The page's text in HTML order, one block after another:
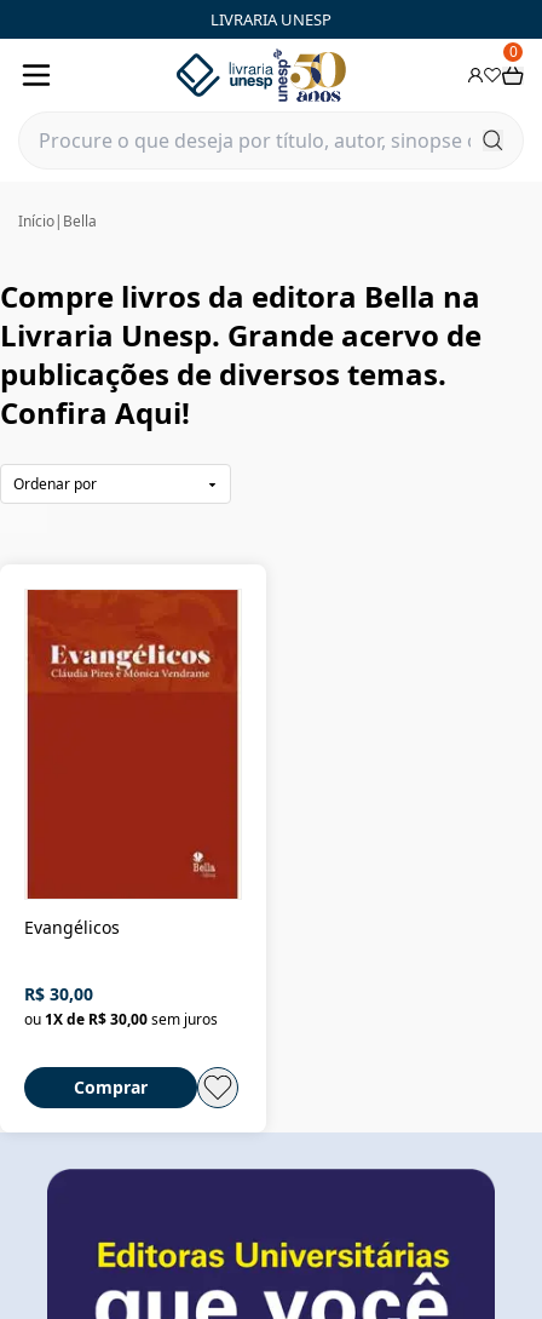
LIVRARIA UNESP
0
Início| Bella
Compre livros da editora Bella na
Livraria Unesp. Grande acervo de
publicações de diversos temas.
Confira Aqui!
Evangélicos
R$ 30,00
ou1X de R$ 30,00sem juros
Comprar
Bella|Livraria Unesp | FastStore PLP